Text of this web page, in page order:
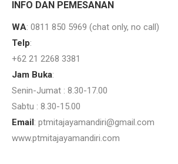
INFO DAN PEMESANAN
WA: 0811 850 5969 (chat only, no call)
Telp:
+62 21 2268 3381
Jam Buka:
Senin-Jumat : 8.30-17.00
Sabtu : 8.30-15.00
Email: ptmitajayamandiri@gmail.com
www.ptmitajayamandiri.com